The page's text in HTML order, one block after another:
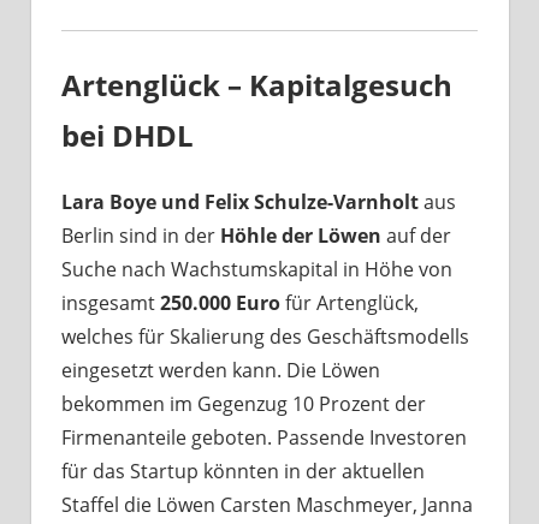
Artenglück – Kapitalgesuch
bei DHDL
Lara Boye und Felix Schulze-Varnholtaus
Berlin sind in der Höhle der Löwen auf der
Suche nach Wachstumskapital in Höhe von
insgesamt250.000 Eurofür Artenglück,
welches für Skalierung des Geschäftsmodells
eingesetzt werden kann. Die Löwen
bekommen im Gegenzug 10 Prozent der
Firmenanteile geboten. Passende Investoren
für das Startup könnten in der aktuellen
Staffel die Löwen Carsten Maschmeyer, Janna